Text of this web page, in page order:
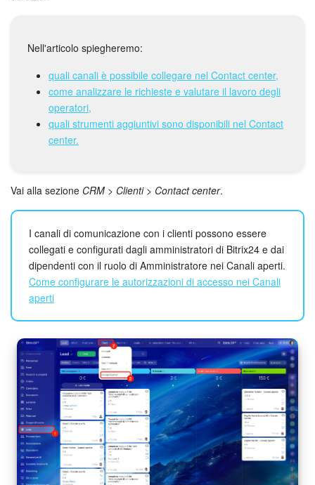
Webmail
Gruppi di lavoro
CRM
Prenotazione online
Contact Center
Sales Center
Analisi CRM
Generatore BI
Bitrix24 Market
Siti e store
Nell'articolo spiegheremo:
quali canali è possibile collegare nel Contact center,
come analizzare le richieste e valutare il lavoro degli
operatori,
quali strumenti aggiuntivi sono disponibili nel Contact
center.
Vai alla sezione CRM > Clienti > Contact center.
I canali di comunicazione con i clienti possono essere
collegati e configurati dagli amministratori di Bitrix24 e dai
dipendenti con il ruolo di Amministratore nei Canali aperti.
Come configurare le autorizzazioni di accesso nei Canali
aperti